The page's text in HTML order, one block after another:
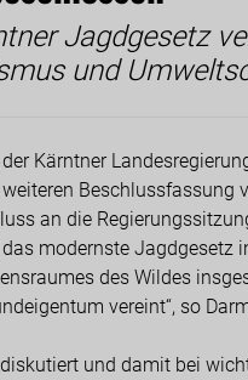
Jagdgesetz
und
Kärntner
Beschlussfassung
an die
modernste Jagdgesetz
des Wildes
vereint“, so
und damit bei